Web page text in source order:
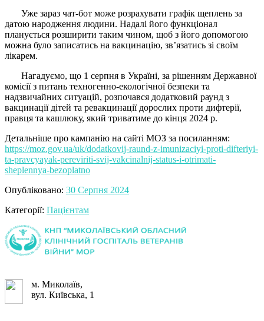
Уже зараз чат-бот може розрахувати графік щеплень за
датою народження людини. Надалі його функціонал
планується розширити таким чином, щоб з його допомогою
можна було записатись на вакцинацію, зв’язатись зі своїм
лікарем.
Нагадуємо, що 1 серпня в Україні, за рішенням Державної
комісії з питань техногенно-екологічної безпеки та
надзвичайних ситуацій, розпочався додатковий раунд з
вакцинації дітей та ревакцинації дорослих проти дифтерії,
правця та кашлюку, який триватиме до кінця 2024 р.
Детальніше про кампанію на сайті МОЗ за посиланням:
https://moz.gov.ua/uk/dodatkovij-raund-z-imunizaciyi-proti-difteriyi-
ta-pravcyayak-pereviriti-svij-vakcinalnij-status-i-otrimati-
sheplennya-bezoplatno
Опубліковано: 30 Серпня 2024
Категорії: Пацієнтам
м. Миколаїв,
вул. Київська, 1